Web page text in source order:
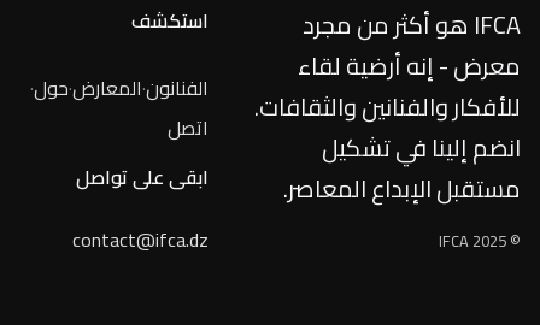
IFCA هو أكثر من مجرد
معرض - إنه أرضية لقاء
للأفكار والفنانين والثقافات.
انضم إلينا في تشكيل
مستقبل الإبداع المعاصر.
© IFCA 2025
استكشف
الفنانون·المعارض·حول·
اتصل
ابقى على تواصل
contact@ifca.dz